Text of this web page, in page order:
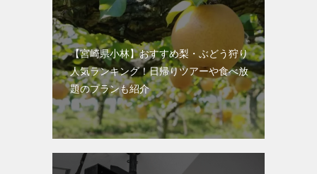
【宮崎県小林】おすすめ梨・ぶどう狩り
人気ランキング！日帰りツアーや食べ放
題のプランも紹介